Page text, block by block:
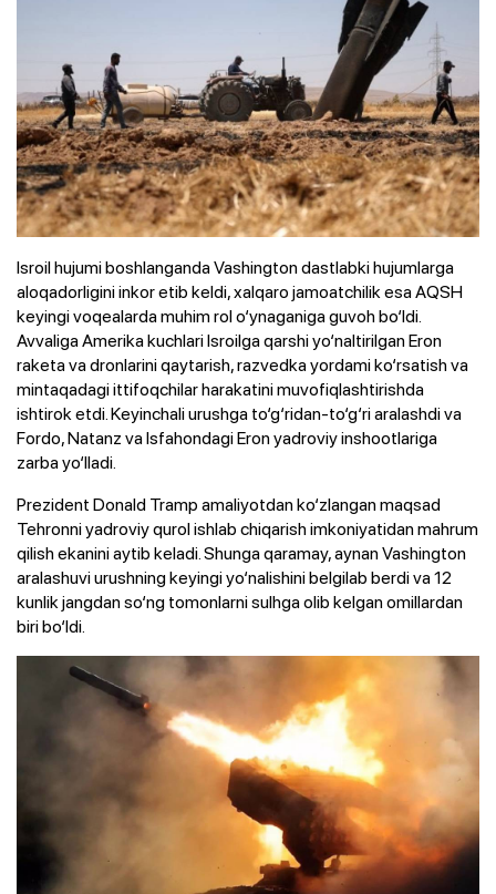
Isroil hujumi boshlanganda Vashington dastlabki hujumlarga
aloqadorligini inkor etib keldi, xalqaro jamoatchilik esa AQSH
keyingi voqealarda muhim rol o‘ynaganiga guvoh bo‘ldi.
Avvaliga Amerika kuchlari Isroilga qarshi yo‘naltirilgan Eron
raketa va dronlarini qaytarish, razvedka yordami ko‘rsatish va
mintaqadagi ittifoqchilar harakatini muvofiqlashtirishda
ishtirok etdi. Keyinchali urushga to‘g‘ridan-to‘g‘ri aralashdi va
Fordo, Natanz va Isfahondagi Eron yadroviy inshootlariga
zarba yo‘lladi.
Prezident Donald Tramp amaliyotdan ko‘zlangan maqsad
Tehronni yadroviy qurol ishlab chiqarish imkoniyatidan mahrum
qilish ekanini aytib keladi. Shunga qaramay, aynan Vashington
aralashuvi urushning keyingi yo‘nalishini belgilab berdi va 12
kunlik jangdan so‘ng tomonlarni sulhga olib kelgan omillardan
biri bo‘ldi.